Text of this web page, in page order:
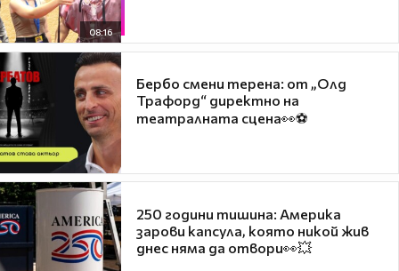
08:16
Бербо смени терена: от „Олд
Трафорд“ директно на
театралната сцена👀⚽
250 години тишина: Америка
зарови капсула, която никой жив
днес няма да отвори👀💥